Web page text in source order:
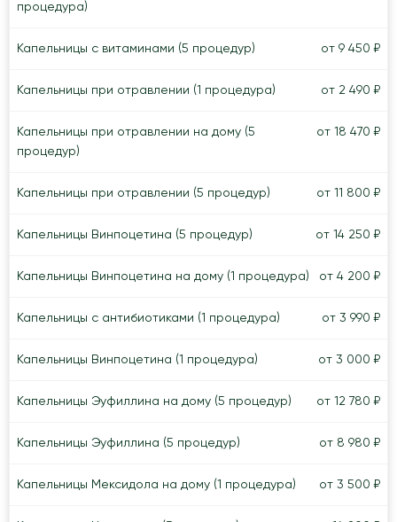
процедура)
Капельницы с витаминами (5 процедур) от 9 450 ₽
Капельницы при отравлении (1 процедура) от 2 490 ₽
Капельницы при отравлении на дому (5
процедур)
от 18 470 ₽
Капельницы при отравлении (5 процедур) от 11 800 ₽
Капельницы Винпоцетина (5 процедур) от 14 250 ₽
Капельницы Винпоцетина на дому (1 процедура) от 4 200 ₽
Капельницы с антибиотиками (1 процедура) от 3 990 ₽
Капельницы Винпоцетина (1 процедура) от 3 000 ₽
Капельницы Эуфиллина на дому (5 процедур) от 12 780 ₽
Капельницы Эуфиллина (5 процедур) от 8 980 ₽
Капельницы Мексидола на дому (1 процедура) от 3 500 ₽